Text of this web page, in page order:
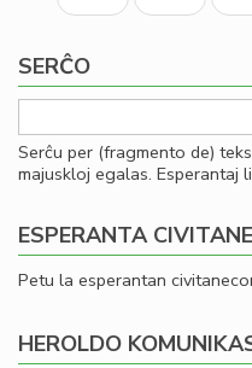
SERĈO
Serĉu per (fragmento de)
majuskloj egalas. Esperantaj
ESPERANTA
Petu la esperantan
HEROLDO